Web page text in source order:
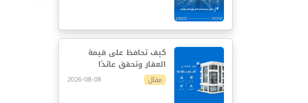
كيف تحافظ على قيمة
العقار وتحقق عائدًا
مستدامًا
مقال 2026-08-08